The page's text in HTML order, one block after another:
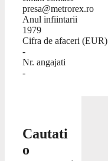
presa@metrorex.ro
Anul infiintarii
1979
Cifra de afaceri (EUR)
-
Nr. angajati
-
Cautati
o